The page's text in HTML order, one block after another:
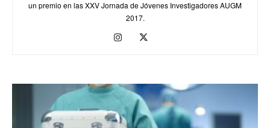
un premio en las XXV Jornada de Jóvenes Investigadores AUGM
2017.